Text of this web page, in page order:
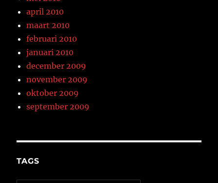
april 2010
maart 2010
februari 2010
januari 2010
december 2009
november 2009
oktober 2009
september 2009
TAGS